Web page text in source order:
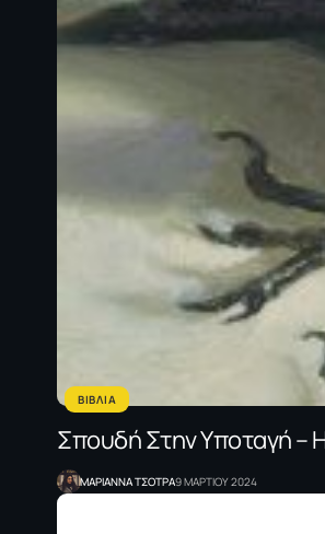
ΒΙΒΛΙΑ
Σπουδή Στην Υποταγή –
ΜΑΡΙΑΝΝΑ ΤΣΟΤΡΑ9 ΜΑΡΤΙΟΥ 2024